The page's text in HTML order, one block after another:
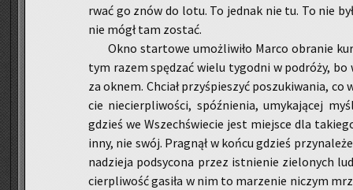
rwać go znów do lotu. To jed­nak nie tu. To nie
nie mógł tam zo­stać.
Okno star­to­we umoż­li­wi­ło Marco­ ob­ra­nie
tym razem spę­dzać wielu ty­go­dni w po­dró­ży, bo
za oknem. Chciał przy­śpie­szyć po­szu­ki­wa­nia,
cie nie­cier­pli­wo­ści, spóź­nie­nia, umy­ka­ją­cej
gdzieś we Wszech­świe­cie jest miej­sce dla
inny, nie swój. Pra­gnął w końcu gdzieś
na­dzie­ja pod­sy­co­na przez ist­nie­nie zie­lo­nych
cier­pli­wość ga­si­ła w nim to ma­rze­nie ni­czym